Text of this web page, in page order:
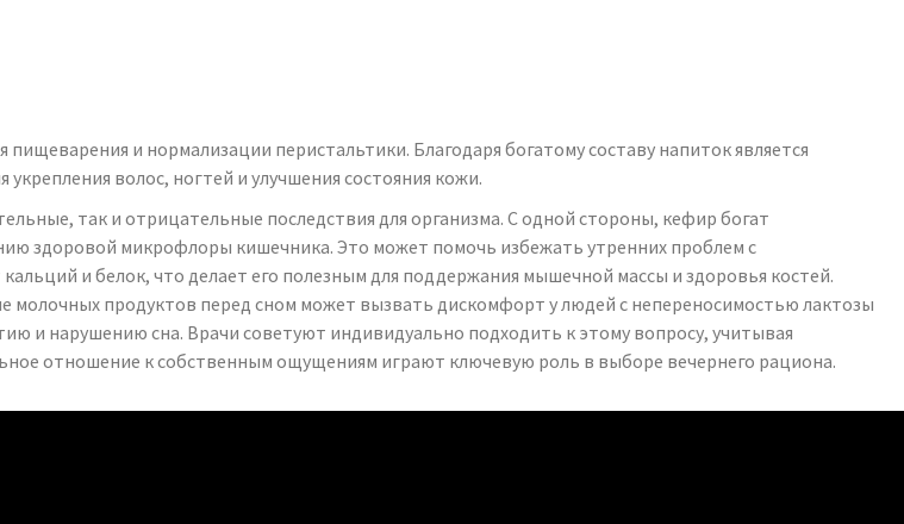
и нормализации перистальтики. Благодаря богатому составу напиток является
волос, ногтей и улучшения состояния кожи.
так и отрицательные последствия для организма. С одной стороны, кефир богат
здоровой микрофлоры кишечника. Это может помочь избежать утренних проблем с
и белок, что делает его полезным для поддержания мышечной массы и здоровья костей.
продуктов перед сном может вызвать дискомфорт у людей с непереносимостью лактозы
и нарушению сна. Врачи советуют индивидуально подходить к этому вопросу, учитывая
отношение к собственным ощущениям играют ключевую роль в выборе вечернего рациона.